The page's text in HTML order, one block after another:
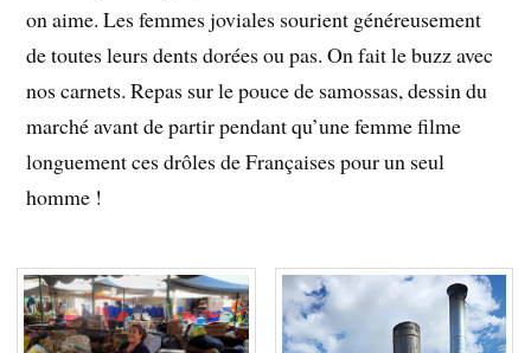
on aime. Les femmes joviales sourient généreusement
de toutes leurs dents dorées ou pas. On fait le buzz avec
nos carnets. Repas sur le pouce de samossas, dessin du
marché avant de partir pendant qu’une femme filme
longuement ces drôles de Françaises pour un seul
homme !